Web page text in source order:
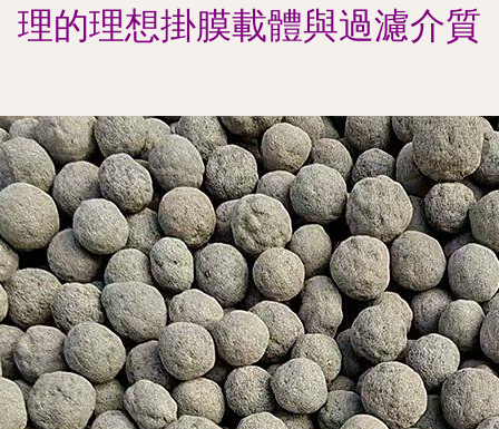
理的理想掛膜載體與過濾介質